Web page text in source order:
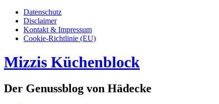
Datenschutz
Disclaimer
Kontakt & Impressum
Cookie-Richtlinie (EU)
Mizzis Küchenblock
Der Genussblog von Hädecke